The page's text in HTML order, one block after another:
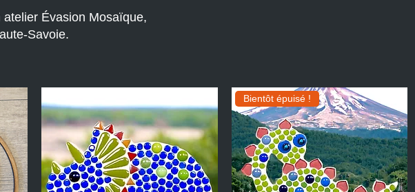
Évasion Mosaïque,
Savoie.
Bientôt épuisé !